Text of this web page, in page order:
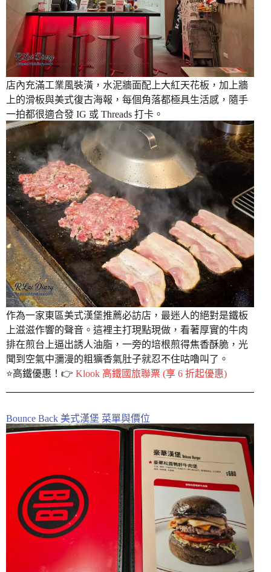
店內充滿工業風裝潢，水泥牆面配上大紅天花板，加上牆
上的滑板與美式復古海報，每個角落都極具生活感，隨手
一拍都很適合發 IG 或 Threads 打卡。
作為一家東區美式漢堡推薦必訪店，最迷人的絕對是鐵板
上滋滋作響的聲音。這裡主打現點現做，看著厚實的牛肉
排在煎台上逼出誘人油脂，一旁的培根煎得焦香酥脆，光
聞到空氣中瀰漫的粗獷香氣肚子就忍不住咕嚕叫了。
⭐️高鐵優惠！👉 Klook 高鐵國旅聯票 (享 6 折起優惠)
Bounce Back 美式漢堡 菜單與價位